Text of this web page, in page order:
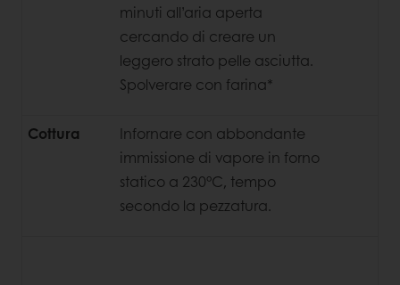
minuti all’aria aperta
cercando di creare un
leggero strato pelle asciutta.
Spolverare con farina*
Cottura
Infornare con abbondante
immissione di vapore in forno
statico a 230°C, tempo
secondo la pezzatura.